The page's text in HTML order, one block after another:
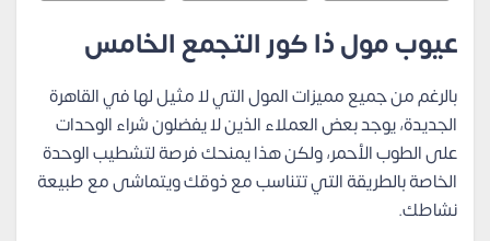
عيوب مول ذا كور التجمع الخامس
بالرغم من جميع مميزات المول التي لا مثيل لها في القاهرة
الجديدة، يوجد بعض العملاء الذين لا يفضلون شراء الوحدات
على الطوب الأحمر، ولكن هذا يمنحك فرصة لتشطيب الوحدة
الخاصة بالطريقة التي تتناسب مع ذوقك ويتماشى مع طبيعة
نشاطك.